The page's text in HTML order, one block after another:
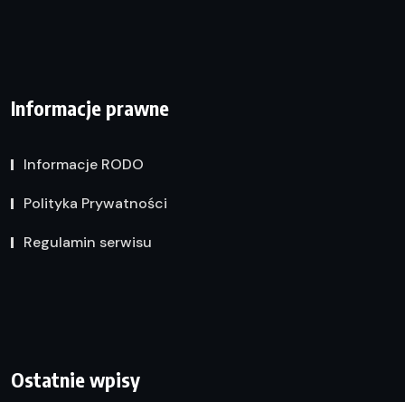
Informacje prawne
Informacje RODO
Polityka Prywatności
Regulamin serwisu
Ostatnie wpisy